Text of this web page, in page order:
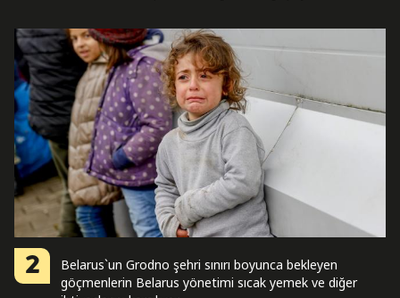
2
Belarus`un Grodno şehri sınırı boyunca bekleyen
göçmenlerin Belarus yönetimi sıcak yemek ve diğer